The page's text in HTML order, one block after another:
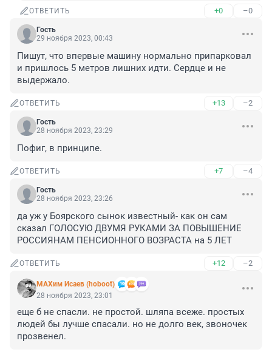
ОТВЕТИТЬ +0 –0
Гость
29 ноября 2023, 00:43
Пишут, что впервые машину нормально припарковал
и пришлось 5 метров лишних идти. Сердце и не
выдержало.
ОТВЕТИТЬ +13 –2
Гость
28 ноября 2023, 23:29
Пофиг, в принципе.
ОТВЕТИТЬ +7 –4
Гость
28 ноября 2023, 23:26
да уж у Боярского сынок известный- как он сам
сказал ГОЛОСУЮ ДВУМЯ РУКАМИ ЗА ПОВЫШЕНИЕ
РОССИЯНАМ ПЕНСИОННОГО ВОЗРАСТА на 5 ЛЕТ
ОТВЕТИТЬ +12 –2
МАХим Исаев (hoboot)
28 ноября 2023, 23:01
еще б не спасли. не простой. шляпа всеже. простых
людей бы лучше спасали. но не долго век, звоночек
прозвенел.